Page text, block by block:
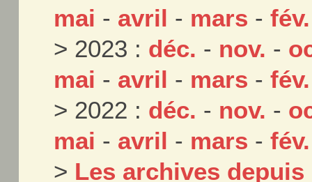
mai - avril - mars -fév.
> 2023 : déc. - nov. -
mai - avril - mars -fév.
> 2022 : déc. - nov. -
mai - avril - mars -fév.
> Les archives depuis